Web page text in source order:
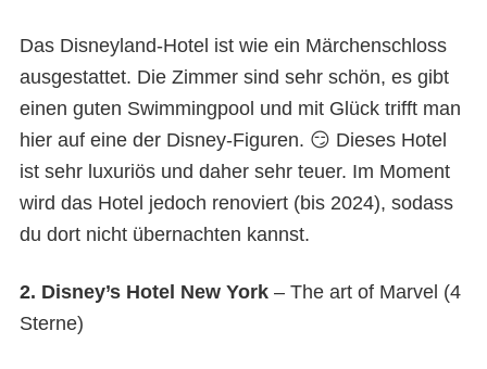
Das Disneyland-Hotel ist wie ein Märchenschloss
ausgestattet. Die Zimmer sind sehr schön, es gibt
einen guten Swimmingpool und mit Glück trifft man
hier auf eine der Disney-Figuren. 😏 Dieses Hotel
ist sehr luxuriös und daher sehr teuer. Im Moment
wird das Hotel jedoch renoviert (bis 2024), sodass
du dort nicht übernachten kannst.
2. Disney’s Hotel New York – The art of Marvel (4
Sterne)